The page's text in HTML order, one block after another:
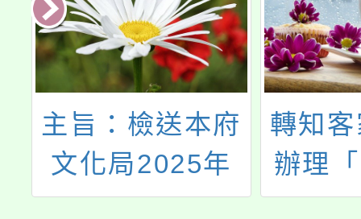
主旨：檢送本府
文化局2025年
「文化幣開學懶
轉知
辦理
學全